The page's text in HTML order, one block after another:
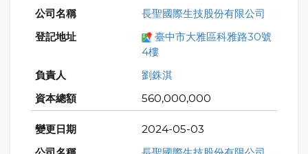
長聖國際生技股份有限公司
臺中市大雅區科雅路30號
4樓
劉銖淇
560,000,000
2024-05-03